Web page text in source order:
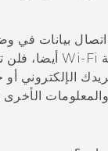
اتصال بيانات في
Wi‍-Fi أيضا، فلن
الإلكتروني
الأخرى